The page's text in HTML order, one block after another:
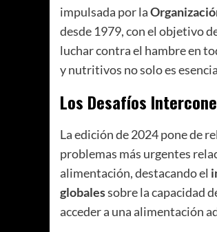
impulsada por la
desde 1979, con el objetivo
luchar contra el hambre en
y nutritivos no solo es
Los Desafíos
La edición de 2024 pone de
problemas más urgentes
alimentación, destacando el
globalessobre la capacidad
acceder a una alimentación